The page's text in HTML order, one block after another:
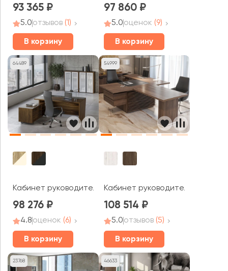
93 365
5.0отзывов (1)
В корзину
97 860
5.0оценок (9)
В корзину
64489
Кабинет руководителя Корнер / Corner
98 276
4.8оценок (6)
В корзину
54999
Кабинет руководителя Time.S
108 514
5.0отзывов (5)
В корзину
23768 46633